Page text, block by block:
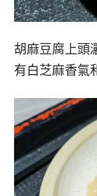
胡麻豆腐上頭
有白芝麻香氣